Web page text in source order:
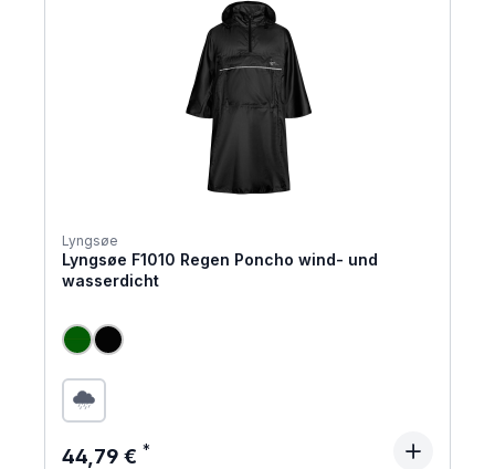
Lyngsøe
Lyngsøe F1010 Regen Poncho wind- und
wasserdicht
Regulärer Preis:
44,79 €